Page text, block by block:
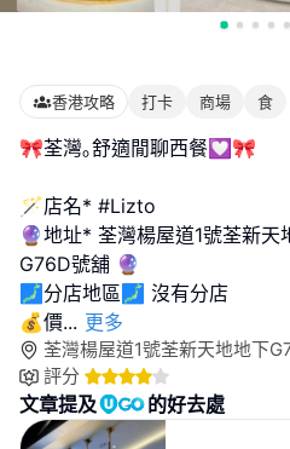
香港攻略 打卡 商場 食
🎀荃灣｡舒適閒聊西餐💟🎀
🪄店名* #Lizto
🔮地址* 荃灣楊屋道1號荃新天
G76D號舖 🔮
🗾分店地區🗾 沒有分店
💰價... 更多
荃灣楊屋道1號荃新天地地下
評分
文章提及 的好去處